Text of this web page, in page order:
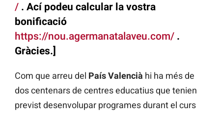
/ . Ací podeu calcular la vostra
bonificació
https://nou.agermanatalaveu.com/ .
Gràcies.]
Com que arreu del País Valencià hi ha més de
dos centenars de centres educatius que tenien
previst desenvolupar programes durant el curs